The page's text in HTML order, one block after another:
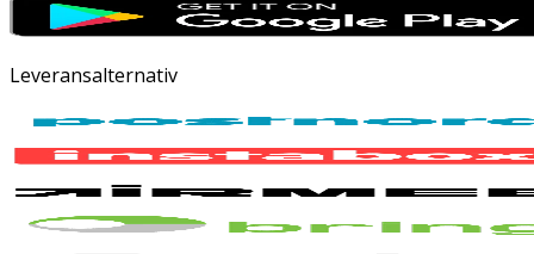
Leveransalternativ